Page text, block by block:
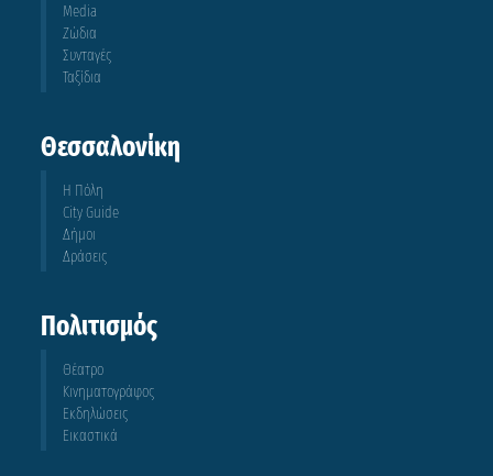
Media
Ζώδια
Συνταγές
Ταξίδια
Θεσσαλονίκη
Η Πόλη
City Guide
Δήμοι
Δράσεις
Πολιτισμός
Θέατρο
Κινηματογράφος
Εκδηλώσεις
Εικαστικά